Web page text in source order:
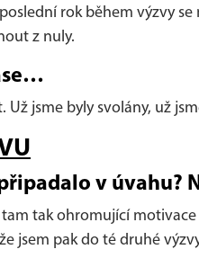
rok během výzvy
z nuly.
Už jsme byly svolány, už
v úvahu?
tam tak ohromující
jsem pak do té druhé